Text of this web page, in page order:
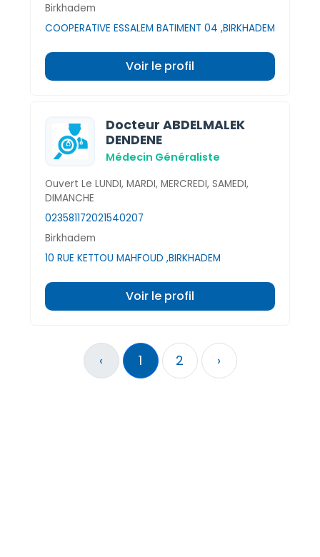
Birkhadem
COOPERATIVE ESSALEM BATIMENT 04 ,BIRKHADEM
Voir le profil
Docteur ABDELMALEK
DENDENE
Médecin Généraliste
Ouvert Le LUNDI, MARDI, MERCREDI, SAMEDI,
DIMANCHE
023581172021540207
Birkhadem
10 RUE KETTOU MAHFOUD ,BIRKHADEM
Voir le profil
‹ 1 2 ›